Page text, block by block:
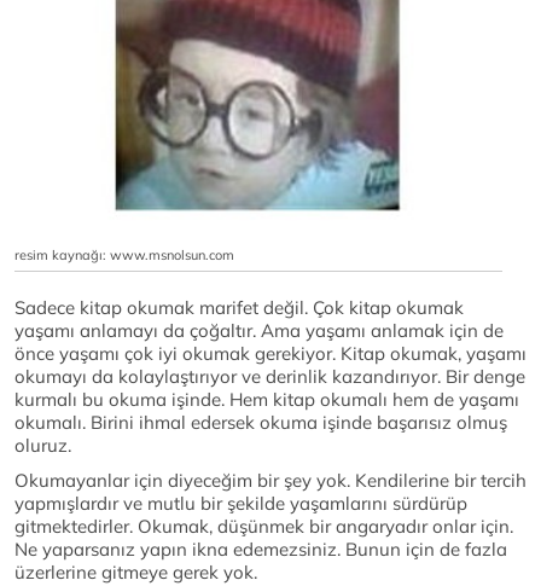
resim kaynağı: www.msnolsun.com
Sadece kitap okumak marifet değil. Çok kitap okumak
yaşamı anlamayı da çoğaltır. Ama yaşamı anlamak için de
önce yaşamı çok iyi okumak gerekiyor. Kitap okumak, yaşamı
okumayı da kolaylaştırıyor ve derinlik kazandırıyor. Bir denge
kurmalı bu okuma işinde. Hem kitap okumalı hem de yaşamı
okumalı. Birini ihmal edersek okuma işinde başarısız olmuş
oluruz.
Okumayanlar için diyeceğim bir şey yok. Kendilerine bir tercih
yapmışlardır ve mutlu bir şekilde yaşamlarını sürdürüp
gitmektedirler. Okumak, düşünmek bir angaryadır onlar için.
Ne yaparsanız yapın ikna edemezsiniz. Bunun için de fazla
üzerlerine gitmeye gerek yok.